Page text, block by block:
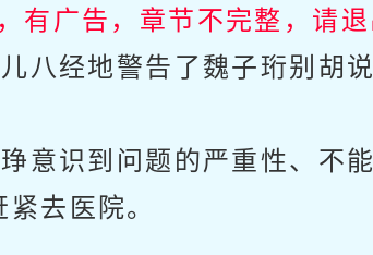
有广告，章节不完整，请
经地警告了魏子珩别胡说
识到问题的严重性、不
去医院。